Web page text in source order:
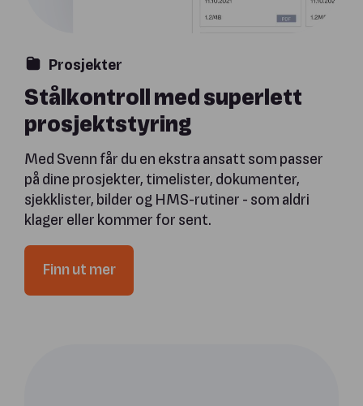
Prosjekter
Stålkontroll med superlett
prosjektstyring
Med Svenn får du en ekstra ansatt som passer
på dine prosjekter, timelister, dokumenter,
sjekklister, bilder og HMS-rutiner - som aldri
klager eller kommer for sent.
Finn ut mer